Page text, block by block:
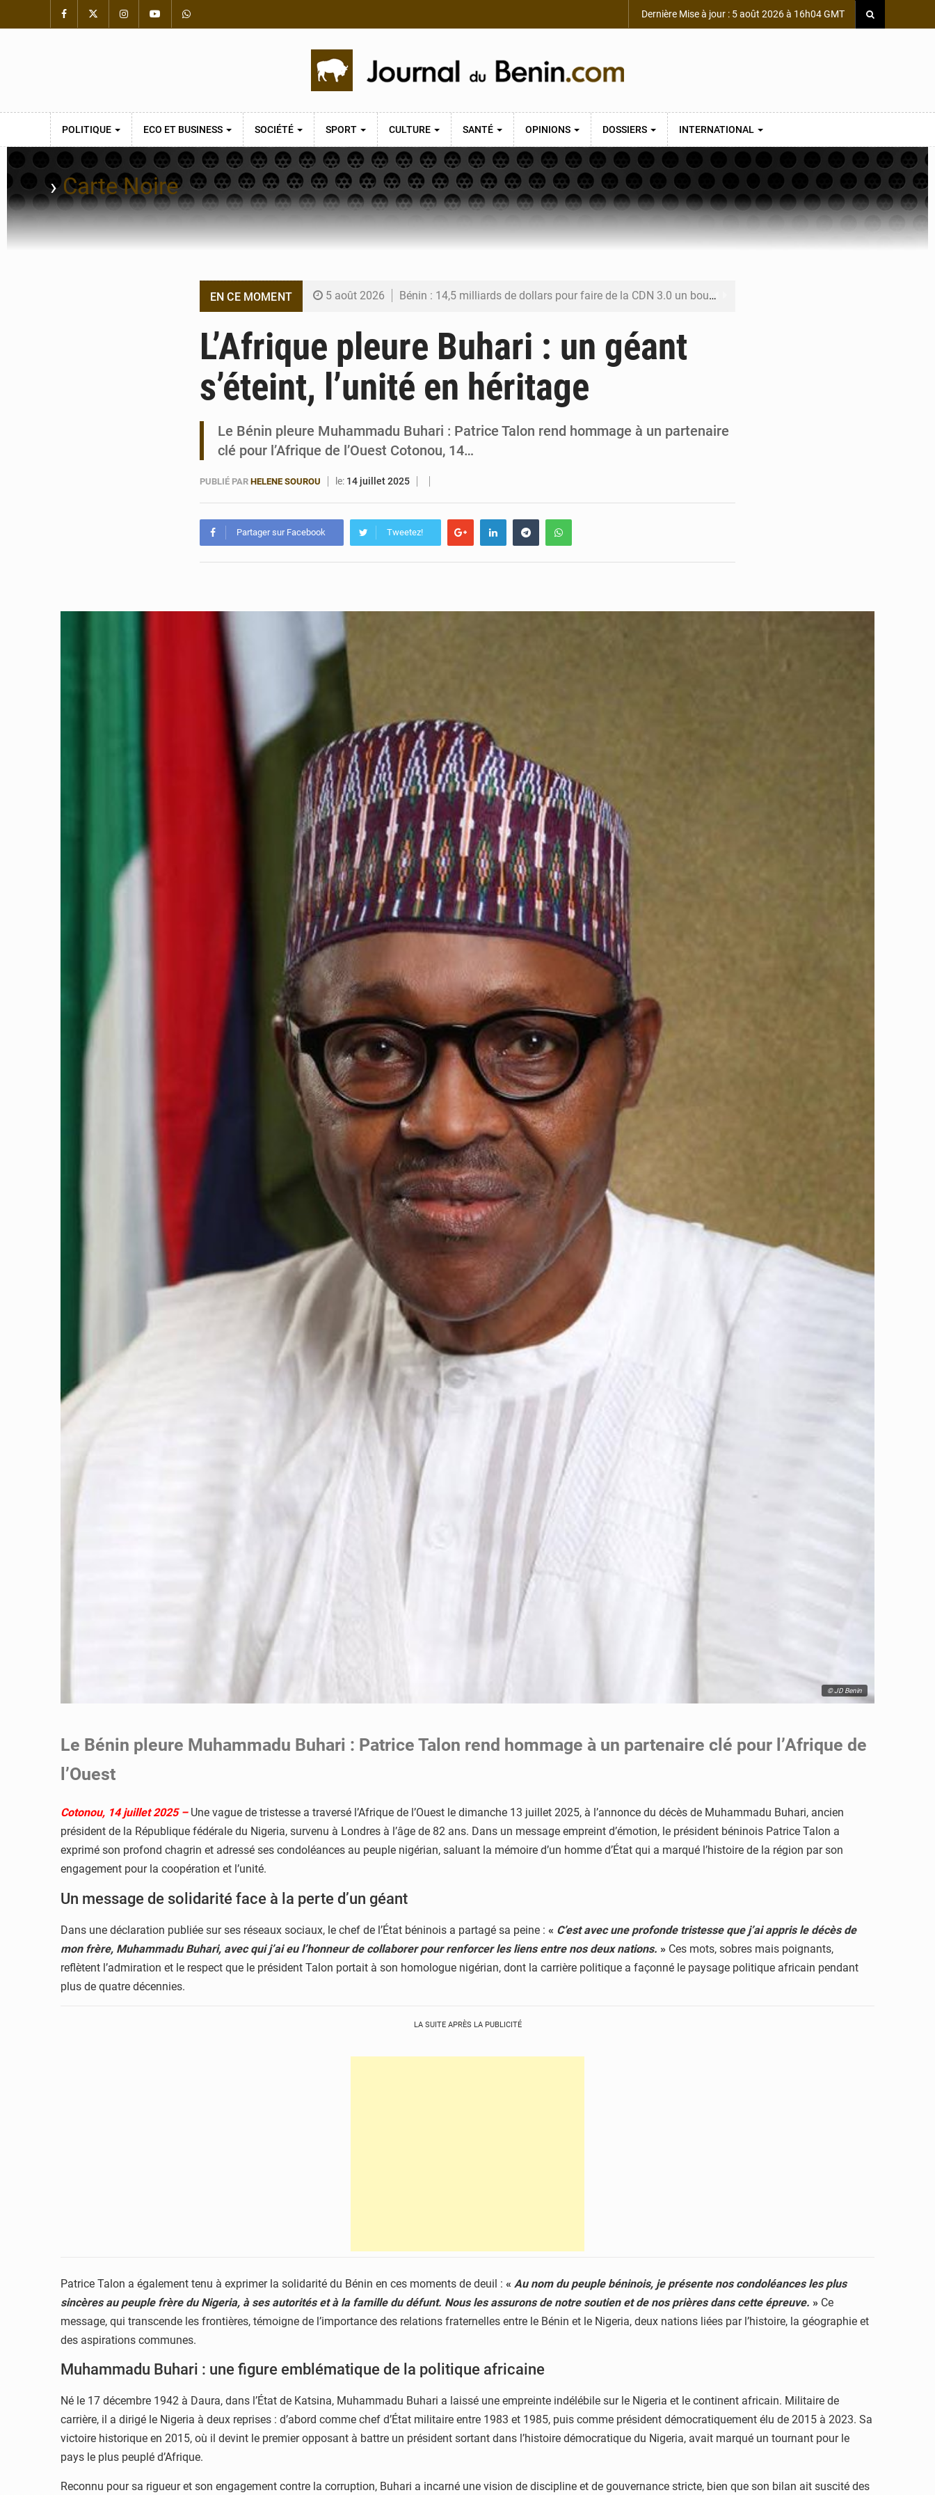
Dernière Mise à jour : 5 août 2026 à 16h04 GMT
POLITIQUE ECO ET BUSINESS SOCIÉTÉ SPORT CULTURE SANTÉ OPINIONS DOSSIERS INTERNATIONAL
›Carte Noire
EN CE MOMENT 5 août 2026 Bénin : 14,5 milliards de dollars pour faire de la CDN 3.0 un bouclier économique
4 août 2026 FÉBÉBOXE : la gouvernance, premier combat de la mandature 2026-2030
3 août 2026 Valse des entraîneurs en Première Division béninoise
L’Afrique pleure Buhari : un géant
s’éteint, l’unité en héritage
Le Bénin pleure Muhammadu Buhari : Patrice Talon rend hommage à un partenaire
clé pour l’Afrique de l’Ouest Cotonou, 14…
PUBLIÉ PAR HELENE SOUROU le: 14 juillet 2025
Partager sur Facebook Tweetez!
© JD Benin
Le Bénin pleure Muhammadu Buhari : Patrice Talon rend hommage à un partenaire clé pour l’Afrique de
l’Ouest
Cotonou, 14 juillet 2025 –Une vague de tristesse a traversé l’Afrique de l’Ouest le dimanche 13 juillet 2025, à l’annonce du décès de Muhammadu Buhari, ancien
président de la République fédérale du Nigeria, survenu à Londres à l’âge de 82 ans. Dans un message empreint d’émotion, le président béninois Patrice Talon a
exprimé son profond chagrin et adressé ses condoléances au peuple nigérian, saluant la mémoire d’un homme d’État qui a marqué l’histoire de la région par son
engagement pour la coopération et l’unité.
Un message de solidarité face à la perte d’un géant
Dans une déclaration publiée sur ses réseaux sociaux, le chef de l’État béninois a partagé sa peine : « C’est avec une profonde tristesse que j’ai appris le décès de
mon frère, Muhammadu Buhari, avec qui j’ai eu l’honneur de collaborer pour renforcer les liens entre nos deux nations. » Ces mots, sobres mais poignants,
reflètent l’admiration et le respect que le président Talon portait à son homologue nigérian, dont la carrière politique a façonné le paysage politique africain pendant
plus de quatre décennies.
LA SUITE APRÈS LA PUBLICITÉ
Patrice Talon a également tenu à exprimer la solidarité du Bénin en ces moments de deuil : « Au nom du peuple béninois, je présente nos condoléances les plus
sincères au peuple frère du Nigeria, à ses autorités et à la famille du défunt. Nous les assurons de notre soutien et de nos prières dans cette épreuve. » Ce
message, qui transcende les frontières, témoigne de l’importance des relations fraternelles entre le Bénin et le Nigeria, deux nations liées par l’histoire, la géographie et
des aspirations communes.
Muhammadu Buhari : une figure emblématique de la politique africaine
Né le 17 décembre 1942 à Daura, dans l’État de Katsina, Muhammadu Buhari a laissé une empreinte indélébile sur le Nigeria et le continent africain. Militaire de
carrière, il a dirigé le Nigeria à deux reprises : d’abord comme chef d’État militaire entre 1983 et 1985, puis comme président démocratiquement élu de 2015 à 2023. Sa
victoire historique en 2015, où il devint le premier opposant à battre un président sortant dans l’histoire démocratique du Nigeria, avait marqué un tournant pour le
pays le plus peuplé d’Afrique.
Reconnu pour sa rigueur et son engagement contre la corruption, Buhari a incarné une vision de discipline et de gouvernance stricte, bien que son bilan ait suscité des